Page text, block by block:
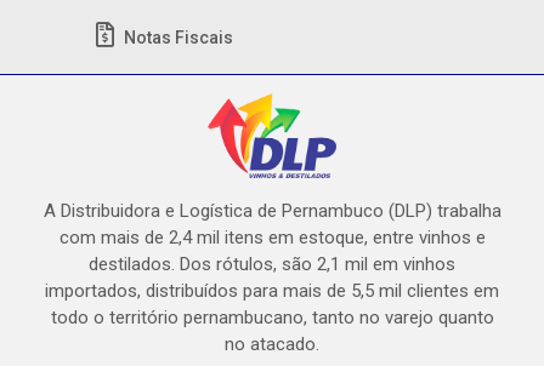
Notas Fiscais
A Distribuidora e Logística de Pernambuco (DLP) trabalha
com mais de 2,4 mil itens em estoque, entre vinhos e
destilados. Dos rótulos, são 2,1 mil em vinhos
importados, distribuídos para mais de 5,5 mil clientes em
todo o território pernambucano, tanto no varejo quanto
no atacado.